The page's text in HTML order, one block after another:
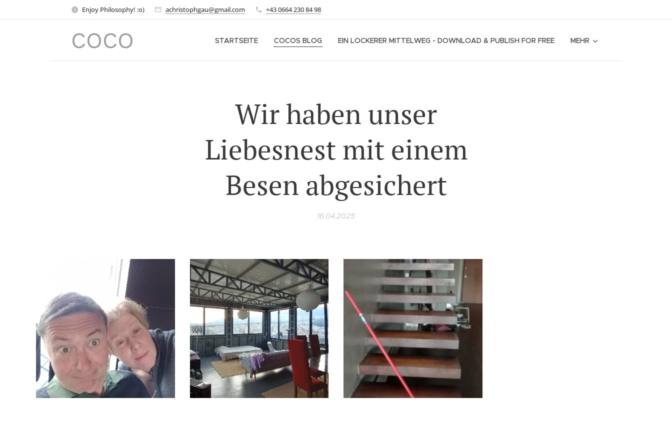
Enjoy Philosophy! :o) achristophgau@gmail.com +43 0664 230 84 98
COCO STARTSEITE COCOS BLOG EIN LOCKERER MITTELWEG - DOWNLOAD & PUBLISH FOR FREE MEHR
Wir haben unser
Liebesnest mit einem
Besen abgesichert
16.04.2025